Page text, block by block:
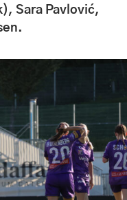
Sara Pavlović,